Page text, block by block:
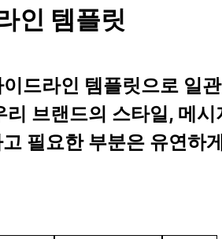
인 템플릿
드라인 템플릿으로 일
브랜드의 스타일, 메시
필요한 부분은 유연하